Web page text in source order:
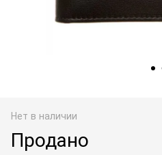
Нет в наличии
Продано